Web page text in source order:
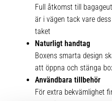
Full åtkomst till
är i vägen tack vare
taket
Naturligt handtag
Boxens smarta design
att öppna och stänga
Användbara tillbehör
För extra bekvämlighet